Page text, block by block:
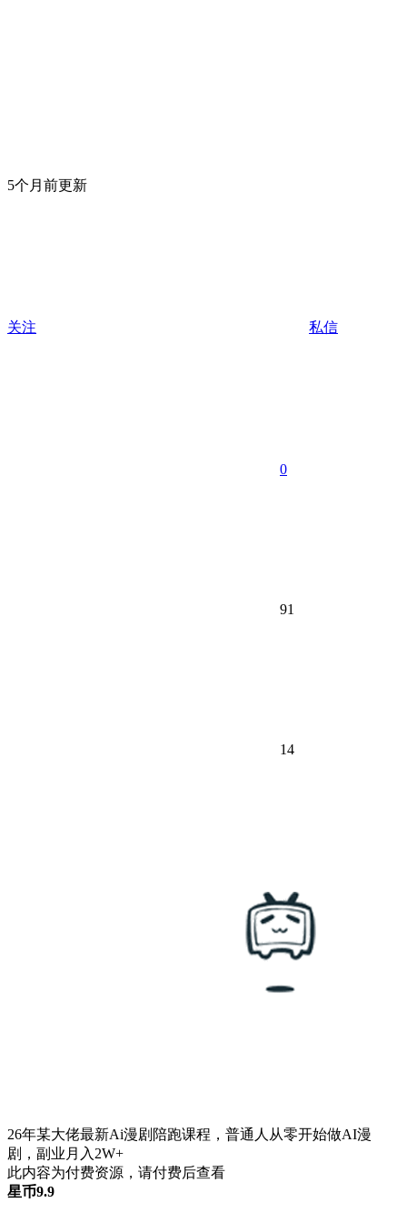
5个月前更新
关注 私信
0
91
14
26年某大佬最新Ai漫剧陪跑课程，普通人从零开始做AI漫
剧，副业月入2W+
此内容为付费资源，请付费后查看
星币9.9